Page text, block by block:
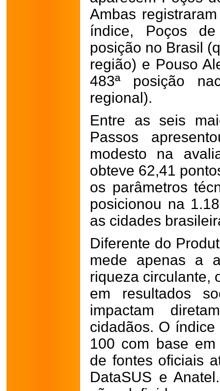
Ambas
índice, Poços
posição no Brasil
região) e Pouso
483ª posição
regional).
Entre as seis
Passos
modesto na
obteve 62,41
os parâmetros
posicionou na
as cidades
Diferente do
mede apenas a
riqueza circulante,
em resultados
impactam
cidadãos. O
100 com base
de fontes oficiais
DataSUS e